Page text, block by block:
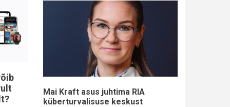
Mai Kraft asus juhtima RIA
küberturvalisuse keskust